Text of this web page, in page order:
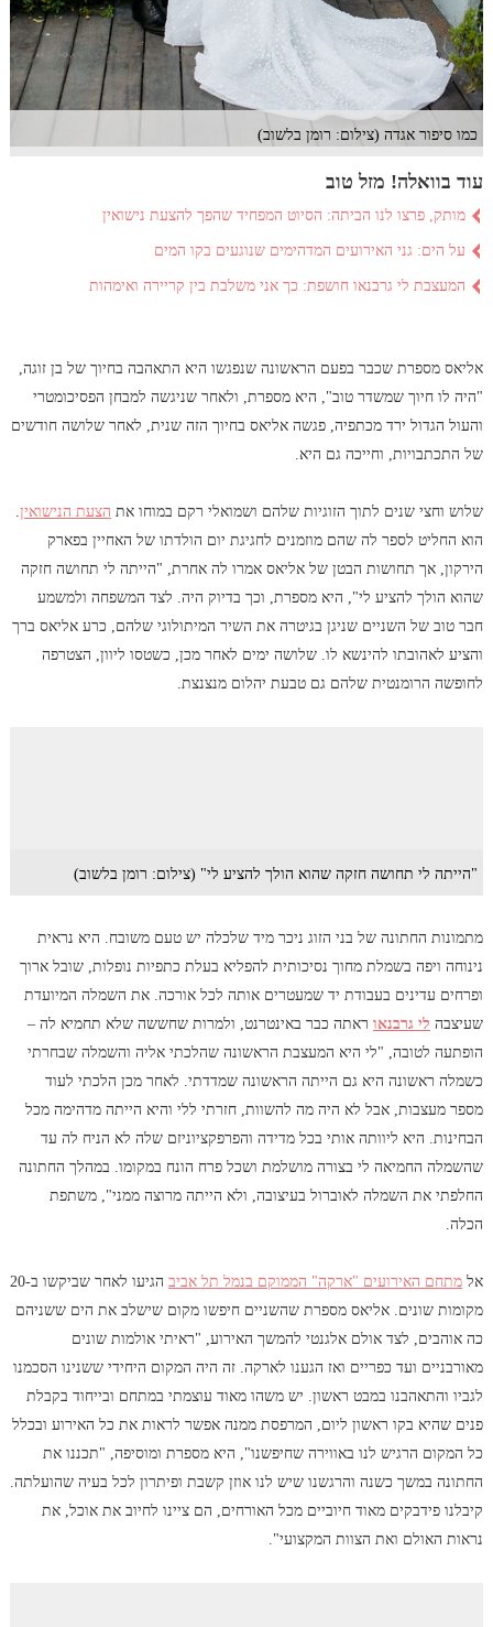
כמו סיפור אגדה (צילום: רומן בלשוב)
עוד בוואלה! מזל טוב
מותק, פרצו לנו הביתה: הסיוט המפחיד שהפך להצעת נישואין
על הים: גני האירועים המדהימים שנוגעים בקו המים
המעצבת לי גרבנאו חושפת: כך אני משלבת בין קריירה ואימהות
אליאס מספרת שכבר בפעם הראשונה שנפגשו היא התאהבה בחיוך של בן זוגה,
"היה לו חיוך שמשדר טוב", היא מספרת, ולאחר שניגשה למבחן הפסיכומטרי
והעול הגדול ירד מכתפיה, פגשה אליאס בחיוך הזה שנית, לאחר שלושה חודשים
של התכתבויות, וחייכה גם היא.
שלוש וחצי שנים לתוך הזוגיות שלהם ושמואלי רקם במוחו את הצעת הנישואין.
הוא החליט לספר לה שהם מוזמנים לחגיגת יום הולדתו של האחיין בפארק
הירקון, אך תחושות הבטן של אליאס אמרו לה אחרת, "הייתה לי תחושה חזקה
שהוא הולך להציע לי", היא מספרת, וכך בדיוק היה. לצד המשפחה ולמשמע
חבר טוב של השניים שניגן בגיטרה את השיר המיתולוגי שלהם, כרע אליאס ברך
והציע לאהובתו להינשא לו. שלושה ימים לאחר מכן, כשטסו ליוון, הצטרפה
לחופשה הרומנטית שלהם גם טבעת יהלום מנצנצת.
"הייתה לי תחושה חזקה שהוא הולך להציע לי" (צילום: רומן בלשוב)
מתמונות החתונה של בני הזוג ניכר מיד שלכלה יש טעם משובח. היא נראית
נינוחה ויפה בשמלת מחוך נסיכותית להפליא בעלת כתפיות נופלות, שובל ארוך
ופרחים עדינים בעבודת יד שמעטרים אותה לכל אורכה. את השמלה המיועדת
שעיצבה לי גרבנאוראתה כבר באינטרנט, ולמרות שחששה שלא תחמיא לה –
הופתעה לטובה, "לי היא המעצבת הראשונה שהלכתי אליה והשמלה שבחרתי
כשמלה ראשונה היא גם הייתה הראשונה שמדדתי. לאחר מכן הלכתי לעוד
מספר מעצבות, אבל לא היה מה להשוות, חזרתי ללי והיא הייתה מדהימה מכל
הבחינות. היא ליוותה אותי בכל מדידה והפרפקציוניזם שלה לא הניח לה עד
שהשמלה החמיאה לי בצורה מושלמת ושכל פרח הונח במקומו. במהלך החתונה
החלפתי את השמלה לאוברול בעיצובה, ולא הייתה מרוצה ממני", משתפת
הכלה.
אל מתחם האירועים "ארקה" הממוקם בנמל תל אביב
הגיעו לאחר שביקשו ב-20
מקומות שונים. אליאס מספרת שהשניים חיפשו מקום שישלב את הים ששניהם
כה אוהבים, לצד אולם אלגנטי להמשך האירוע, "ראיתי אולמות שונים
מאורבניים ועד כפריים ואז הגענו לארקה. זה היה המקום היחידי ששנינו הסכמנו
לגביו והתאהבנו במבט ראשון. יש משהו מאוד עוצמתי במתחם ובייחוד בקבלת
פנים שהיא בקו ראשון ליום, המרפסת ממנה אפשר לראות את כל האירוע ובכלל
כל המקום הרגיש לנו באווירה שחיפשנו", היא מספרת ומוסיפה, "תכננו את
החתונה במשך כשנה והרגשנו שיש לנו אוזן קשבת ופיתרון לכל בעיה שהועלתה.
קיבלנו פידבקים מאוד חיוביים מכל האורחים, הם ציינו לחיוב את אוכל, את
נראות האולם ואת הצוות המקצועי".